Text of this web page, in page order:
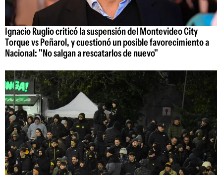
Ignacio Ruglio criticó la suspensión del Montevideo City
Torque vs Peñarol, y cuestionó un posible favorecimiento a
Nacional: "No salgan a rescatarlos de nuevo"